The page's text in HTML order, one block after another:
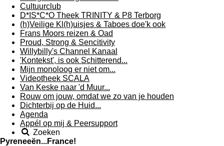
Cultuurclub
D*IS*C*O Theek TRINITY & P8 Terborg
(h)Veilige Kl(h)uisjes & Taboes doe'k ook
Frans Moors reizen & Oad
Proud, Strong & Sencitivity
Willybilly's Channel Kanaal
'Kontekst', is ook Schitterend...
Mijn monoloog er niet om...
Videotheek SCALA
Van Keske naar 'd Muur...
Rouw om jouw, omdat we zo van je houden
Dichterbij op de Huid...
Agenda
Appél op mij & Peersupport
Zoeken
Pyreneeën...France!